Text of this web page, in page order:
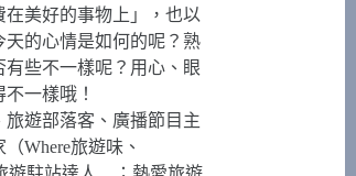
美好的事物上」，也以
天的心情是如何的呢？熟
些不一樣呢？用心、眼
一樣哦！
遊部落客、廣播節目主
Where旅遊味、